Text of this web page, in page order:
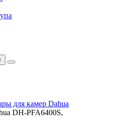
для камер Dahua
DH-PFA6400S,